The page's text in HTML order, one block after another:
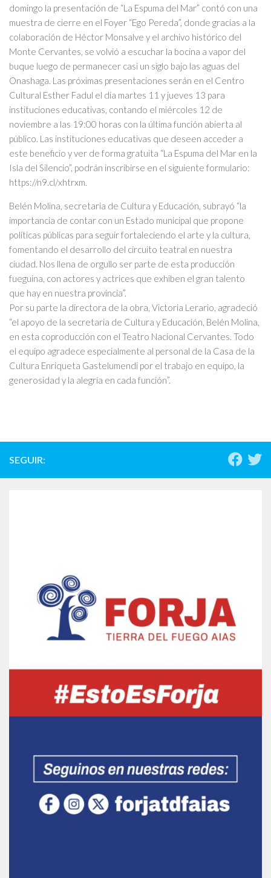
domingo la presentación de “La Espuma del Mar” contó con una
muestra de cierre en el Foyer “Ego Pereda”, donde gracias a la
colaboración de Héctor Monsalve y el archivo histórico del
Monte Cervantes, se volvió a escuchar la bocina a vapor del
buque luego de permanecer casi un siglo bajo las aguas del
Onashaga. Las próximas presentaciones serán en el Centro
Cultural Esther Fadul el día martes 11 y jueves 13 para
instituciones educativas, contando el miércoles 12 de
noviembre a las 19:00 horas con la última función abierta al
público. Las instituciones educativas que deseen acceder a
este beneficio y ver de forma gratuita “La Espuma del Mar en la
Isla del Silencio”, podrán inscribirse en el siguiente formulario:
https://n9.cl/xhtrxm.
Belén Molina, secretaria de Cultura y Educación, subrayó “la
importancia de contar con un Estado municipal que propone
políticas públicas para seguir fortaleciendo el arte y la cultura,
fomentando el desarrollo del circuito teatral en nuestra
ciudad. Nos llena de orgullo ser parte de esta producción
fueguina, con actores y actrices que exhiben el gran talento
que hay en nuestra provincia”.
Por su parte la directora de la obra, Victoria Lerario, agradeció
“el apoyo de la secretaria de Cultura y Educación, Belén Molina,
en esta coproducción con el Teatro Nacional Cervantes. Todo
el equipo agradece especialmente al personal de la Casa de la
Cultura Enriqueta Gastelumendi por el trabajo en equipo, la
generosidad y la alegría en cada función”.
SEGUIR: